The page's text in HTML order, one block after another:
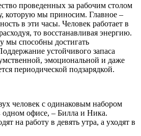
проведенных за рабочим столом
которую мы приносим. Главное –
в эти часы. Человек работает в
то восстанавливая энергию.
мы способны достигать
устойчивого запаса
эмоциональной и даже
периодической подзарядкой.
человек с одинаковым набором
офисе, – Билла и Ника.
на работу в девять утра, а уходят в